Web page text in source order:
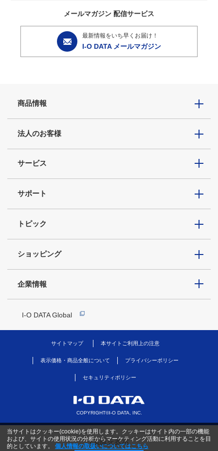
メールマガジン 配信サービス
最新情報をいち早くお届け！
I-O DATA メールマガジン
商品情報
法人のお客様
サービス
サポート
トピック
ショッピング
企業情報
I-O DATA Global
サイトマップ 本サイトご利用上の注意
表示価格・商品全般について プライバシーポリシー
セキュリティポリシー
COPYRIGHT©I-O DATA, INC.
当サイトはクッキー(cookie)を使用します。クッキーはサイト内の一部の機能
および、サイトの使用状況の分析からマーケティング活動に利用することを目
的としています。
個人情報の取扱いについてはこちら
PC版を表示